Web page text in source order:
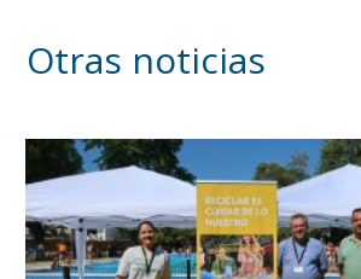
Otras noticias